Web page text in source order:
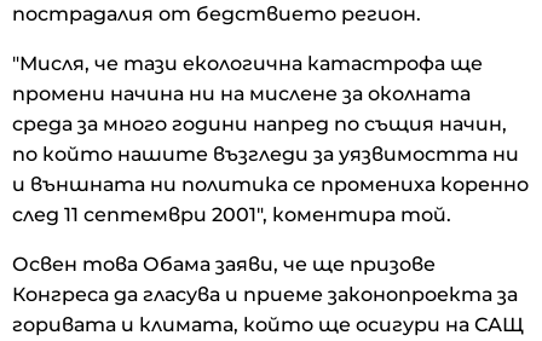
пострадалия от бедствието регион.
"Мисля, че тази екологична катастрофа ще
промени начина ни на мислене за околната
среда за много години напред по същия начин,
по който нашите възгледи за уязвимостта ни
и външната ни политика се промениха коренно
след 11 септември 2001", коментира той.
Освен това Обама заяви, че ще призове
Конгреса да гласува и приеме законопроекта за
горивата и климата, който ще осигури на САЩ